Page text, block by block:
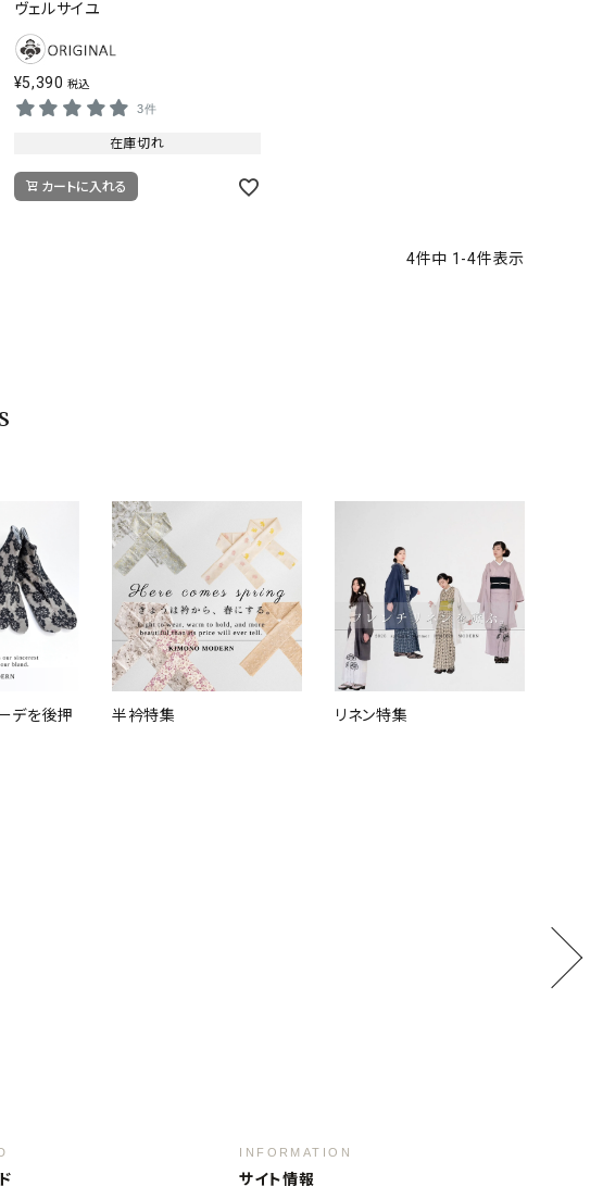
ヴェルサイユ
¥5,390 税込
3件
在庫切れ
カートに入れる
4件中 1 -4件表示
デを後押
半衿特集 リネン特集
INFORMATION
サイト情報